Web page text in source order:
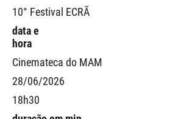
10° Festival ECRÃ
data e
hora
Cinemateca do MAM
28/06/2026
18h30